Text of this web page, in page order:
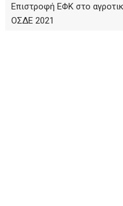
Επιστροφή ΕΦΚ στο
ΟΣΔΕ 2021